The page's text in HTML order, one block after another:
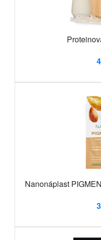
Nanonáplast